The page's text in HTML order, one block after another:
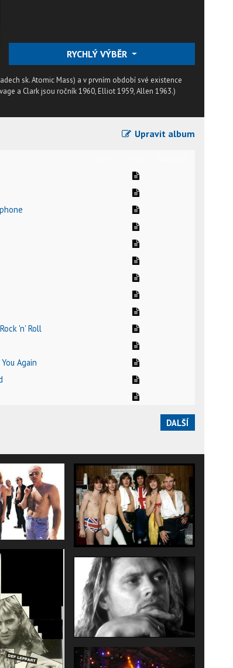
RYCHLÝ VÝBĚR
sk. Atomic Mass) a v prvním období své existence
a Clark jsou ročník 1960, Elliot 1959, Allen 1963.)
Upravit album
'n' Roll
Again
DALŠÍ